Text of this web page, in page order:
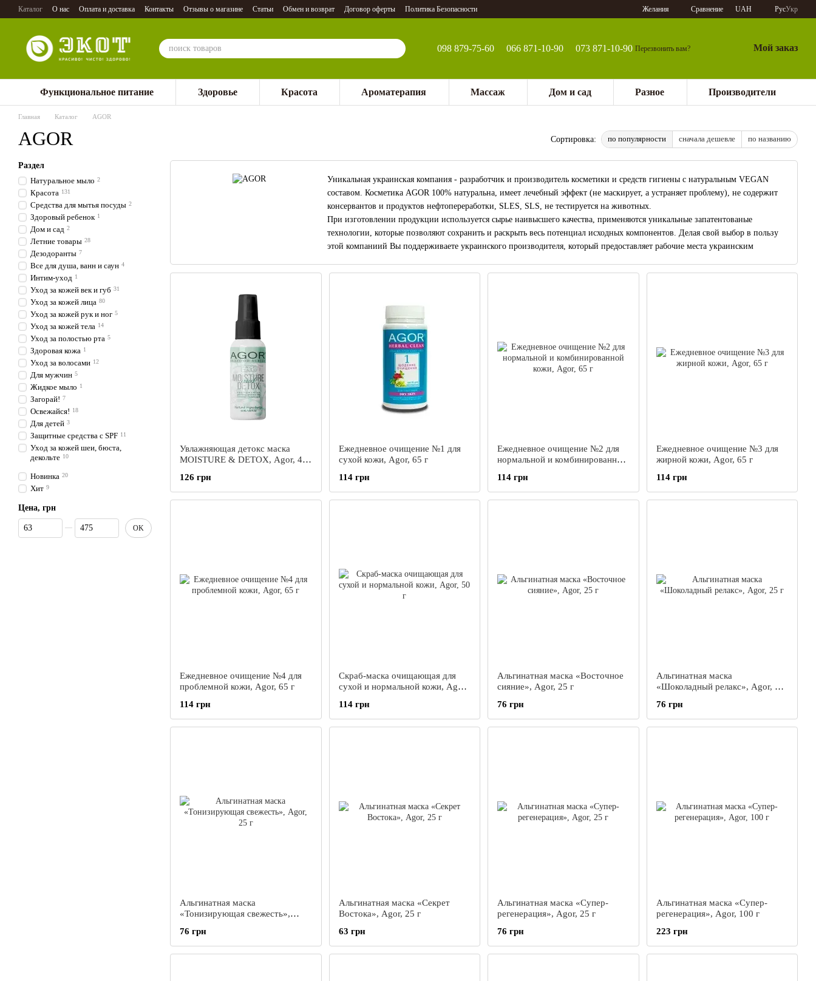
Перейти к основному контенту
Каталог О нас Оплата и доставка Контакты Отзывы о магазине Статьи Обмен и возврат Договор оферты Политика Безопасности Желания Сравнение UAH РусУкр
098 879-75-60 066 871-10-90 073 871-10-90 Перезвонить вам? Мой заказ
Функциональное питание Здоровье Красота Ароматерапия Массаж Дом и сад Разное Производители
Главная Каталог AGOR
AGOR Сортировка: по популярности сначала дешевле по названию
Уникальная украинская компания - разработчик и производитель косметики и средств гигиены с натуральным VEGAN
составом. Косметика AGOR 100% натуральна, имеет лечебный эффект (не маскирует, а устраняет проблему), не содержит
консервантов и продуктов нефтопереработки, SLES, SLS, не тестируется на животных.
При изготовлении продукции используется сырье наивысшего качества, применяются уникальные запатентованые
технологии, которые позволяют сохранить и раскрыть весь потенциал исходных компонентов. Делая свой выбор в пользу
этой компаниий Вы поддерживаете украинского производителя, который предоставляет рабочие места украинским
Увлажняющая детокс маска
MOISTURE & DETOX, Agor, 45
126 грн
Ежедневное очищение №1 для
сухой кожи, Agor, 65 г
114 грн
Ежедневное очищение №2 для
нормальной и комбинированной
114 грн
Ежедневное очищение №3 для
жирной кожи, Agor, 65 г
114 грн
Ежедневное очищение №4 для
проблемной кожи, Agor, 65 г
114 грн
Скраб-маска очищающая для
сухой и нормальной кожи, Agor,
114 грн
Альгинатная маска «Восточное
сияние», Agor, 25 г
76 грн
Альгинатная маска
«Шоколадный релакс», Agor, 25
76 грн
Альгинатная маска
«Тонизирующая свежесть»,
76 грн
Альгинатная маска «Секрет
Востока», Agor, 25 г
63 грн
Альгинатная маска «Супер-
регенерация», Agor, 25 г
76 грн
Альгинатная маска «Cупер-
регенерация», Agor, 100 г
223 грн
Раздел
Натуральное мыло 2
Красота 131
Средства для мытья посуды 2
Здоровый ребенок 1
Дом и сад 2
Летние товары 28
Дезодоранты 7
Все для душа, ванн и саун 4
Интим-уход 1
Уход за кожей век и губ 31
Уход за кожей лица 80
Уход за кожей рук и ног 5
Уход за кожей тела 14
Уход за полостью рта 5
Здоровая кожа 1
Уход за волосами 12
Для мужчин 5
Жидкое мыло 1
Загорай! 7
Освежайся! 18
Для детей 3
Защитные средства с SPF 11
Уход за кожей шеи, бюста,
декольте 10
Новинка 20
Хит 9
Цена, грн
От Цена, грн
До Цена, грн
OK